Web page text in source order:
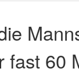
fast 60